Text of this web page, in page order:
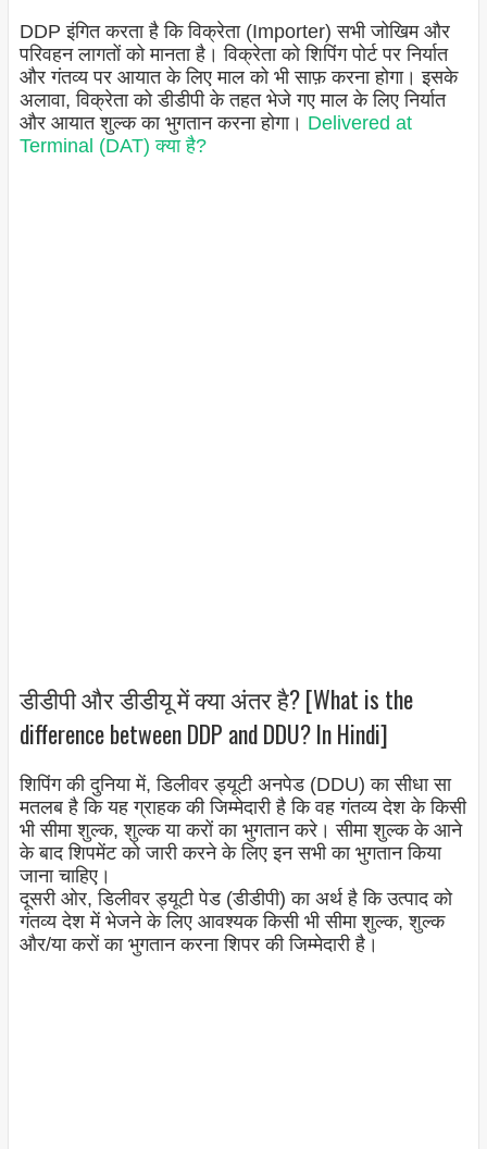
DDP इंगित करता है कि विक्रेता (Importer) सभी जोखिम और
परिवहन लागतों को मानता है। विक्रेता को शिपिंग पोर्ट पर निर्यात
और गंतव्य पर आयात के लिए माल को भी साफ़ करना होगा। इसके
अलावा, विक्रेता को डीडीपी के तहत भेजे गए माल के लिए निर्यात
और आयात शुल्क का भुगतान करना होगा। Delivered at
Terminal (DAT) क्या है?
डीडीपी और डीडीयू में क्या अंतर है? [What is the
difference between DDP and DDU? In Hindi]
शिपिंग की दुनिया में, डिलीवर ड्यूटी अनपेड (DDU) का सीधा सा
मतलब है कि यह ग्राहक की जिम्मेदारी है कि वह गंतव्य देश के किसी
भी सीमा शुल्क, शुल्क या करों का भुगतान करे। सीमा शुल्क के आने
के बाद शिपमेंट को जारी करने के लिए इन सभी का भुगतान किया
जाना चाहिए।
दूसरी ओर, डिलीवर ड्यूटी पेड (डीडीपी) का अर्थ है कि उत्पाद को
गंतव्य देश में भेजने के लिए आवश्यक किसी भी सीमा शुल्क, शुल्क
और/या करों का भुगतान करना शिपर की जिम्मेदारी है।